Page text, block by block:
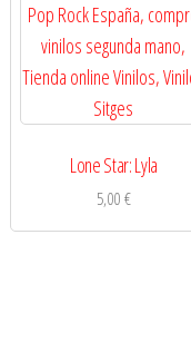
Lone Star: Lyla
5,00€